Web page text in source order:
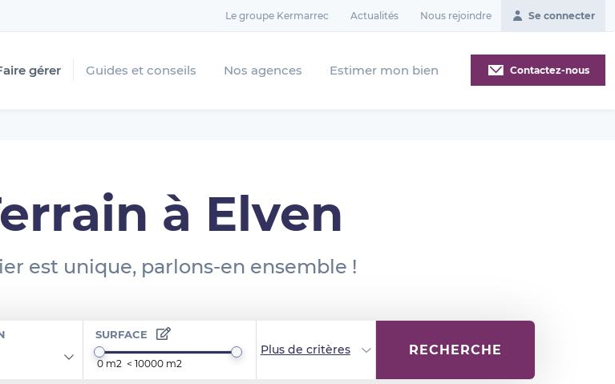
Le groupe Kermarrec Actualités Nous rejoindre Se connecter
gérer Guides et conseils Nos agences Estimer mon bien Contactez-nous
à Elven
est unique, parlons-en ensemble !
SURFACE
Plus de critères RECHERCHE